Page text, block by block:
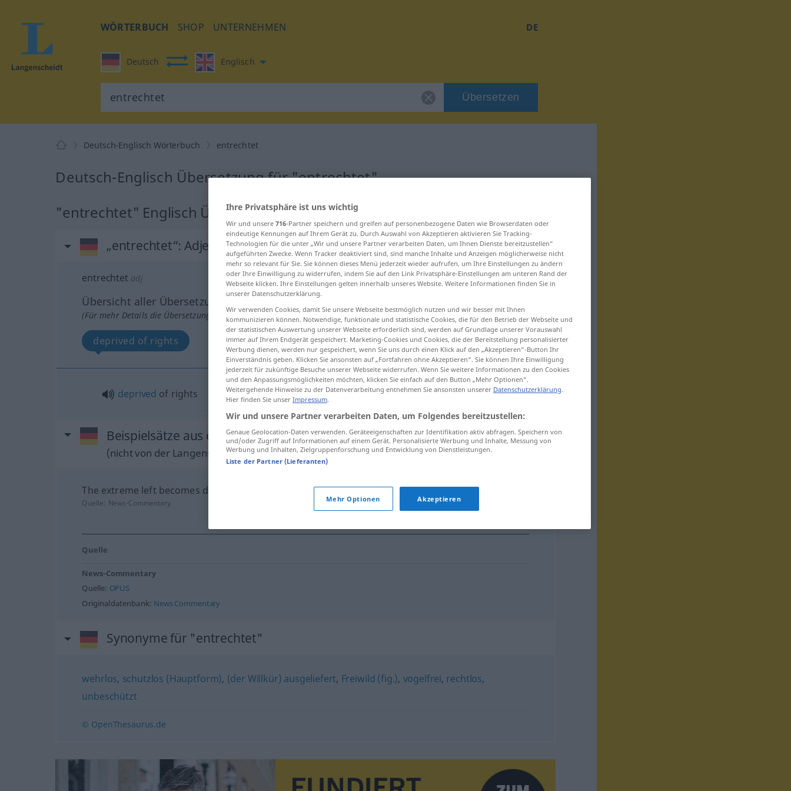
WÖRTERBUCH SHOP UNTERNEHMEN DE
Deutsch Englisch
Übersetzen
Deutsch-Englisch Wörterbuch entrechtet
Deutsch-Englisch Übersetzung für "entrechtet"
"entrechtet" Englisch Übersetzung
„entrechtet“: Adjektiv
entrechtet adj
Übersicht aller Übersetzungen
(Für mehr Details die Übersetzung anklicken/antippen)
deprived of rights
deprived of rights entrechtet
Beispielsätze aus externen Quellen für "entrechtet"
(nicht von der Langenscheidt Redaktion geprüft)
The extreme left becomes disenfranchised. Die extreme Linke wird entrechtet.
Quelle: News-Commentary
Quelle
News-Commentary
Quelle: OPUS
Originaldatenbank: News Commentary
Synonyme für "entrechtet"
wehrlos, schutzlos (Hauptform), (der Willkür) ausgeliefert, Freiwild (fig.), vogelfrei, rechtlos,
unbeschützt
© OpenThesaurus.de
Ihre Privatsphäre ist uns wichtig
Wir und unsere 716-Partner speichern und greifen auf personenbezogene Daten wie Browserdaten oder
eindeutige Kennungen auf Ihrem Gerät zu. Durch Auswahl von Akzeptieren aktivieren Sie Tracking-
Technologien für die unter „Wir und unsere Partner verarbeiten Daten, um Ihnen Dienste bereitzustellen“
aufgeführten Zwecke. Wenn Tracker deaktiviert sind, sind manche Inhalte und Anzeigen möglicherweise nicht
mehr so relevant für Sie. Sie können dieses Menü jederzeit wieder aufrufen, um Ihre Einstellungen zu ändern
oder Ihre Einwilligung zu widerrufen, indem Sie auf den Link Privatsphäre-Einstellungen am unteren Rand der
Webseite klicken. Ihre Einstellungen gelten innerhalb unseres Website. Weitere Informationen finden Sie in
unserer Datenschutzerklärung.
Wir verwenden Cookies, damit Sie unsere Webseite bestmöglich nutzen und wir besser mit Ihnen
kommunizieren können. Notwendige, funktionale und statistische Cookies, die für den Betrieb der Webseite und
der statistischen Auswertung unserer Webseite erforderlich sind, werden auf Grundlage unserer Vorauswahl
immer auf Ihrem Endgerät gespeichert. Marketing-Cookies und Cookies, die der Bereitstellung personalisierter
Werbung dienen, werden nur gespeichert, wenn Sie uns durch einen Klick auf den „Akzeptieren“-Button Ihr
Einverständnis geben. Klicken Sie ansonsten auf „Fortfahren ohne Akzeptieren“. Sie können Ihre Einwilligung
jederzeit für zukünftige Besuche unserer Webseite widerrufen. Wenn Sie weitere Informationen zu den Cookies
und den Anpassungsmöglichkeiten möchten, klicken Sie einfach auf den Button „Mehr Optionen“.
Weitergehende Hinweise zu der Datenverarbeitung entnehmen Sie ansonsten unserer Datenschutzerklärung.
Hier finden Sie unser Impressum.
Wir und unsere Partner verarbeiten Daten, um Folgendes bereitzustellen:
Genaue Geolocation-Daten verwenden. Geräteeigenschaften zur Identifikation aktiv abfragen. Speichern von
und/oder Zugriff auf Informationen auf einem Gerät. Personalisierte Werbung und Inhalte, Messung von
Werbung und Inhalten, Zielgruppenforschung und Entwicklung von Dienstleistungen.
Liste der Partner (Lieferanten)
Mehr Optionen Akzeptieren